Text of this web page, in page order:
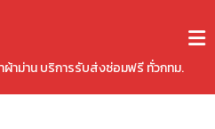
าม่าน บริการรับส่งซ่อมฟรี ทั่วกทม.